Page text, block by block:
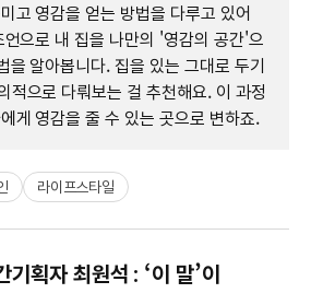
고 영감을 얻는 방법을 다루고 있어
으로 내 집을 나만의 '영감의 공간'으
을 알아봅니다. 집을 있는 그대로 두기
적으로 다뤄보는 걸 추천해요. 이 과정
게 영감을 줄 수 있는 곳으로 변하죠.
라이프스타일
기획자 최원석 : ‘이 말’이